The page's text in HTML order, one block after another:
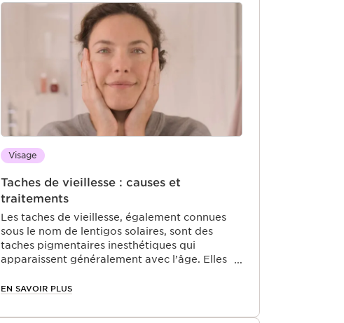
Visage
Taches de vieillesse : causes et
traitements
Les taches de vieillesse, également connues
sous le nom de lentigos solaires, sont des
taches pigmentaires inesthétiques qui
apparaissent généralement avec l’âge. Elles
hommes que les femmes. Ces taches brunes
sont souvent vues comme un signe de
EN SAVOIR PLUS